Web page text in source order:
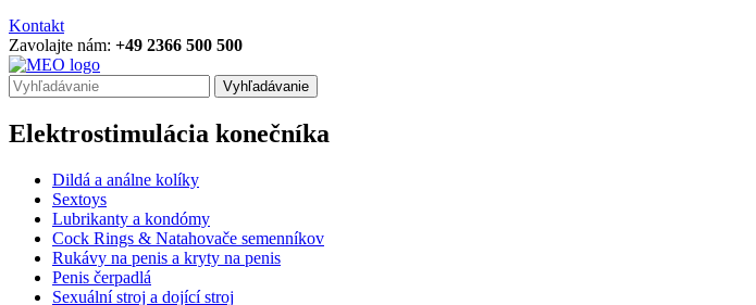
Kontakt
Zavolajte nám: +49 2366 500 500
Vyhľadávanie
Elektrostimulácia konečníka
Dildá a análne kolíky
Sextoys
Lubrikanty a kondómy
Cock Rings & Natahovače semenníkov
Rukávy na penis a kryty na penis
Penis čerpadlá
Sexuální stroj a dojící stroj